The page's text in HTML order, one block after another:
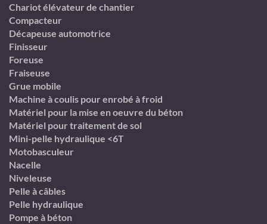
Chariot élévateur de chantier
Compacteur
Décapeuse automotrice
Finisseur
Foreuse
Fraiseuse
Grue mobile
Machine à coulis pour enrobé à froid
Matériel pour la mise en oeuvre du béton
Matériel pour traitement de sol
Mini-pelle hydraulique <6T
Motobasculeur
Nacelle
Niveleuse
Pelle à câbles
Pelle hydraulique
Pompe à béton